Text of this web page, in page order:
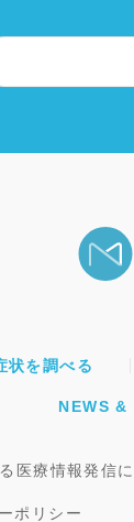
状を調べる
NEWS &
医療情報発信
ポリシー